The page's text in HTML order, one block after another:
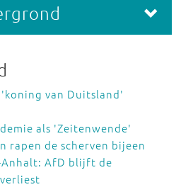
van Duitsland'
als 'Zeitenwende'
rapen de scherven bijeen
Anhalt: AfD blijft de